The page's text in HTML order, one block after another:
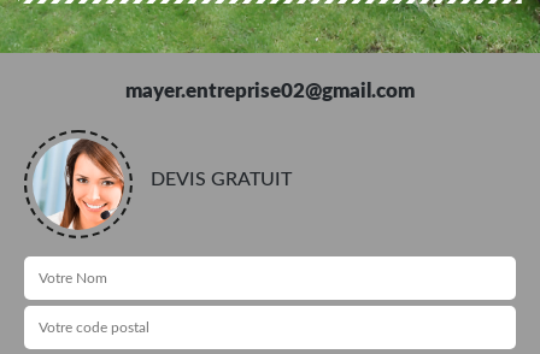
mayer.entreprise02@gmail.com
DEVIS GRATUIT